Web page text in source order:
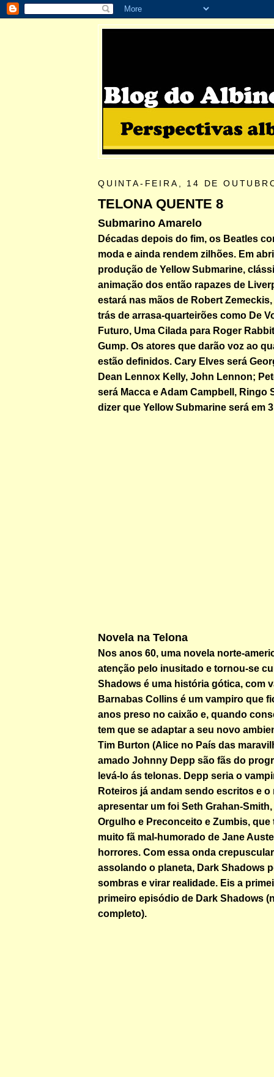
QUINTA-FEIRA, 14 DE
TELONA QUENTE 8
Submarino Amarelo
Décadas depois do fim, os Beatles
moda e ainda rendem zilhões. Em
produção de Yellow Submarine,
animação dos então rapazes de
estará nas mãos de Robert
trás de arrasa-quarteirões como De
Futuro, Uma Cilada para Roger
Gump. Os atores que darão voz ao
estão definidos. Cary Elves será
Dean Lennox Kelly, John Lennon;
será Macca e Adam Campbell, Ringo
dizer que Yellow Submarine será em
Novela na Telona
Nos anos 60, uma novela norte-
atenção pelo inusitado e tornou-se
Shadows é uma história gótica, com
Barnabas Collins é um vampiro que
anos preso no caixão e, quando
tem que se adaptar a seu novo
Tim Burton (Alice no País das
amado Johnny Depp são fãs do
levá-lo ás telonas. Depp seria o
Roteiros já andam sendo escritos e o
apresentar um foi Seth Grahan-
Orgulho e Preconceito e Zumbis,
muito fã mal-humorado de Jane
horrores. Com essa onda
assolando o planeta, Dark Shadows
sombras e virar realidade. Eis a
primeiro episódio de Dark Shadows
completo).